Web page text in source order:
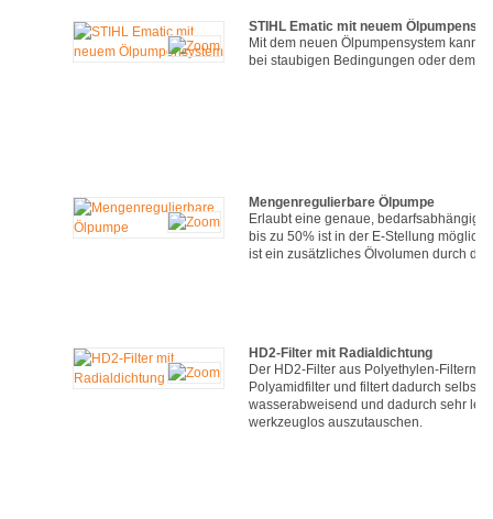
STIHL Ematic mit neuem
Mit dem neuen Ölpumpensystem kann
bei staubigen Bedingungen oder dem
Mengenregulierbare Ölpumpe
Erlaubt eine genaue,
bis zu 50% ist in der E-Stellung
ist ein zusätzliches Ölvolumen durch
HD2-Filter mit Radialdichtung
Der HD2-Filter aus Polyethylen-
Polyamidfilter und filtert dadurch selbst
wasserabweisend und dadurch sehr
werkzeuglos auszutauschen.